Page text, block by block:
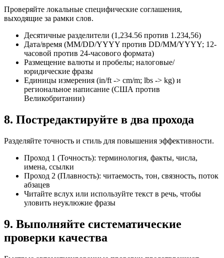
Проверяйте локальные специфические соглашения,
выходящие за рамки слов.
Десятичные разделители (1,234.56 против 1.234,56)
Дата/время (MM/DD/YYYY против DD/MM/YYYY; 12-
часовой против 24-часового формата)
Размещение валюты и пробелы; налоговые/
юридические фразы
Единицы измерения (in/ft -> cm/m; lbs -> kg) и
региональное написание (США против
Великобритании)
8. Постредактируйте в два прохода
Разделяйте точность и стиль для повышения эффективности.
Проход 1 (Точность): терминология, факты, числа,
имена, ссылки
Проход 2 (Плавность): читаемость, тон, связность, поток
абзацев
Читайте вслух или используйте текст в речь, чтобы
уловить неуклюжие фразы
9. Выполняйте систематические
проверки качества